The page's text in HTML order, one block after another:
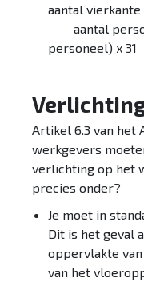
aantal
aantal
personeel) x 31
Artikel 6.3 van het
werkgevers
verlichting op het
precies onder?
Je moet in
Dit is het geval
oppervlakte
van het